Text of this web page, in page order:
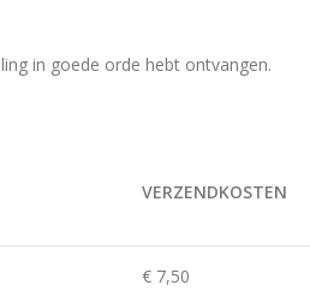
in goede orde hebt ontvangen.
VERZENDKOSTEN
€ 7,50